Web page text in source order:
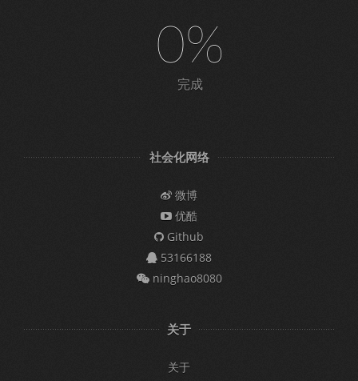
0%
完成
社会化网络
微博
优酷
Github
53166188
ninghao8080
关于
关于